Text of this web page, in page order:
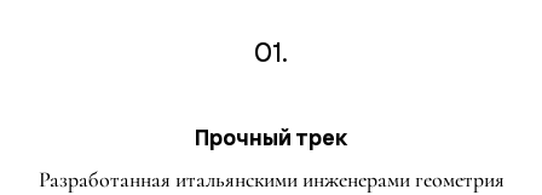
01.
Прочный трек
Разработанная итальянскими инженерами геометрия